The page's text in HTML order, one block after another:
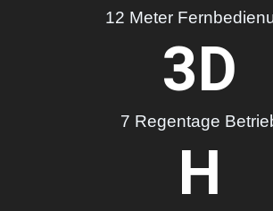
12 Meter
7 Regentage
3D
H